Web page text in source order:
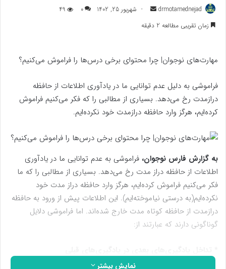
drmotamednejad
ارسال
به
شهریور 25, 1402 0
49
زمان تقریبی مطالعه 2 دقیقه
مهارت‌های نوجوان| چرا محتوای برخی درس‌ها را فراموش می‌کنیم؟
فراموشی به دلیل عدم توانایی ما در یادآوری اطلاعات از حافظه
درازمدت رخ می‌دهد. بسیاری از مطالبی را که فکر می‌کنیم فراموش
کرده‌ایم، هرگز وارد حافظه درازمدت خود نکرده‌ایم.
به گزارش فارس نوجوان، فراموشی به عدم توانایی ما در یادآوری
اطلاعات از حافظه دراز مدت رخ می‌دهد. بسیاری از مطالبی را که ما
فکر می‌کنیم فراموش کرده‌ایم، هرگز وارد حافظه دراز مدت خود
نکرده‌ایم(به درستی نیاموخته‌ایم). این اطلاعات پیش از ورود به حافظه
درازمدت از حافظه کوتاه مدت خارج شده‌اند. اما فراموشی دلایل
گوناگونی دارند که عبارتند از:
نمایش بیشتر